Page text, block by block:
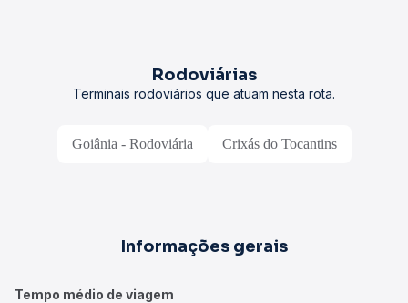
Rodoviárias
Terminais rodoviários que atuam nesta rota.
Goiânia - Rodoviária Crixás do Tocantins
Informações gerais
Tempo médio de viagem